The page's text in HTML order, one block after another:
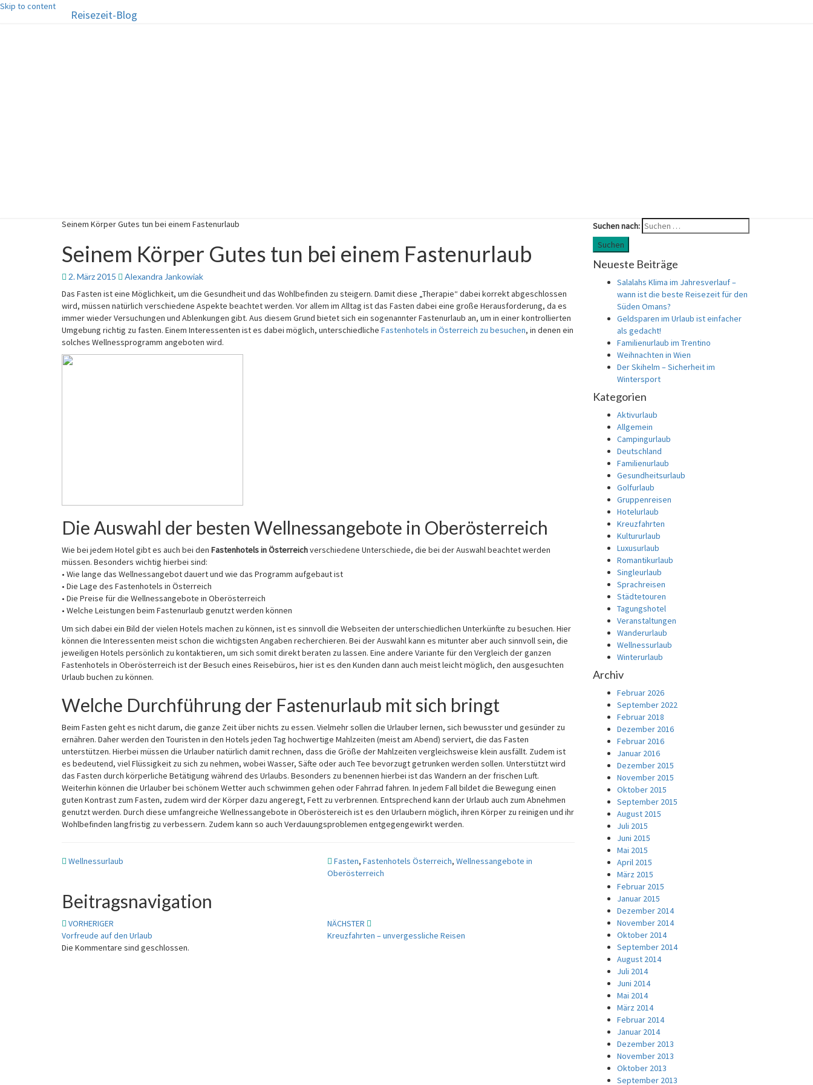
Skip to content
Reisezeit-Blog
Seinem Körper Gutes tun bei einem Fastenurlaub
Seinem Körper Gutes tun bei einem Fastenurlaub
2. März 2015 Alexandra Jankowiak
Das Fasten ist eine Möglichkeit, um die Gesundheit und das Wohlbefinden zu steigern. Damit diese „Therapie“ dabei korrekt abgeschlossen
wird, müssen natürlich verschiedene Aspekte beachtet werden. Vor allem im Alltag ist das Fasten dabei eine große Herausforderung, da es
immer wieder Versuchungen und Ablenkungen gibt. Aus diesem Grund bietet sich ein sogenannter Fastenurlaub an, um in einer kontrollierten
Umgebung richtig zu fasten. Einem Interessenten ist es dabei möglich, unterschiedliche Fastenhotels in Österreich zu besuchen, in denen ein
solches Wellnessprogramm angeboten wird.
Die Auswahl der besten Wellnessangebote in Oberösterreich
Wie bei jedem Hotel gibt es auch bei den Fastenhotels in Österreichverschiedene Unterschiede, die bei der Auswahl beachtet werden
müssen. Besonders wichtig hierbei sind:
• Wie lange das Wellnessangebot dauert und wie das Programm aufgebaut ist
• Die Lage des Fastenhotels in Österreich
• Die Preise für die Wellnessangebote in Oberösterreich
• Welche Leistungen beim Fastenurlaub genutzt werden können
Um sich dabei ein Bild der vielen Hotels machen zu können, ist es sinnvoll die Webseiten der unterschiedlichen Unterkünfte zu besuchen. Hier
können die Interessenten meist schon die wichtigsten Angaben recherchieren. Bei der Auswahl kann es mitunter aber auch sinnvoll sein, die
jeweiligen Hotels persönlich zu kontaktieren, um sich somit direkt beraten zu lassen. Eine andere Variante für den Vergleich der ganzen
Fastenhotels in Oberösterreich ist der Besuch eines Reisebüros, hier ist es den Kunden dann auch meist leicht möglich, den ausgesuchten
Urlaub buchen zu können.
Welche Durchführung der Fastenurlaub mit sich bringt
Beim Fasten geht es nicht darum, die ganze Zeit über nichts zu essen. Vielmehr sollen die Urlauber lernen, sich bewusster und gesünder zu
ernähren. Daher werden den Touristen in den Hotels jeden Tag hochwertige Mahlzeiten (meist am Abend) serviert, die das Fasten
unterstützen. Hierbei müssen die Urlauber natürlich damit rechnen, dass die Größe der Mahlzeiten vergleichsweise klein ausfällt. Zudem ist
es bedeutend, viel Flüssigkeit zu sich zu nehmen, wobei Wasser, Säfte oder auch Tee bevorzugt getrunken werden sollen. Unterstützt wird
das Fasten durch körperliche Betätigung während des Urlaubs. Besonders zu benennen hierbei ist das Wandern an der frischen Luft.
Weiterhin können die Urlauber bei schönem Wetter auch schwimmen gehen oder Fahrrad fahren. In jedem Fall bildet die Bewegung einen
guten Kontrast zum Fasten, zudem wird der Körper dazu angeregt, Fett zu verbrennen. Entsprechend kann der Urlaub auch zum Abnehmen
genutzt werden. Durch diese umfangreiche Wellnessangebote in Oberöstereich ist es den Urlaubern möglich, ihren Körper zu reinigen und ihr
Wohlbefinden langfristig zu verbessern. Zudem kann so auch Verdauungsproblemen entgegengewirkt werden.
Wellnessurlaub Fasten, Fastenhotels Österreich, Wellnessangebote in
Oberösterreich
Beitragsnavigation
VORHERIGER
Vorfreude auf den Urlaub
NÄCHSTER
Kreuzfahrten – unvergessliche Reisen
Die Kommentare sind geschlossen.
Suchen nach:
Suchen
Neueste Beiträge
Salalahs Klima im Jahresverlauf –
wann ist die beste Reisezeit für den
Süden Omans?
Geldsparen im Urlaub ist einfacher
als gedacht!
Familienurlaub im Trentino
Weihnachten in Wien
Der Skihelm – Sicherheit im
Wintersport
Kategorien
Aktivurlaub
Allgemein
Campingurlaub
Deutschland
Familienurlaub
Gesundheitsurlaub
Golfurlaub
Gruppenreisen
Hotelurlaub
Kreuzfahrten
Kultururlaub
Luxusurlaub
Romantikurlaub
Singleurlaub
Sprachreisen
Städtetouren
Tagungshotel
Veranstaltungen
Wanderurlaub
Wellnessurlaub
Winterurlaub
Archiv
Februar 2026
September 2022
Februar 2018
Dezember 2016
Februar 2016
Januar 2016
Dezember 2015
November 2015
Oktober 2015
September 2015
August 2015
Juli 2015
Juni 2015
Mai 2015
April 2015
März 2015
Februar 2015
Januar 2015
Dezember 2014
November 2014
Oktober 2014
September 2014
August 2014
Juli 2014
Juni 2014
Mai 2014
März 2014
Februar 2014
Januar 2014
Dezember 2013
November 2013
Oktober 2013
September 2013